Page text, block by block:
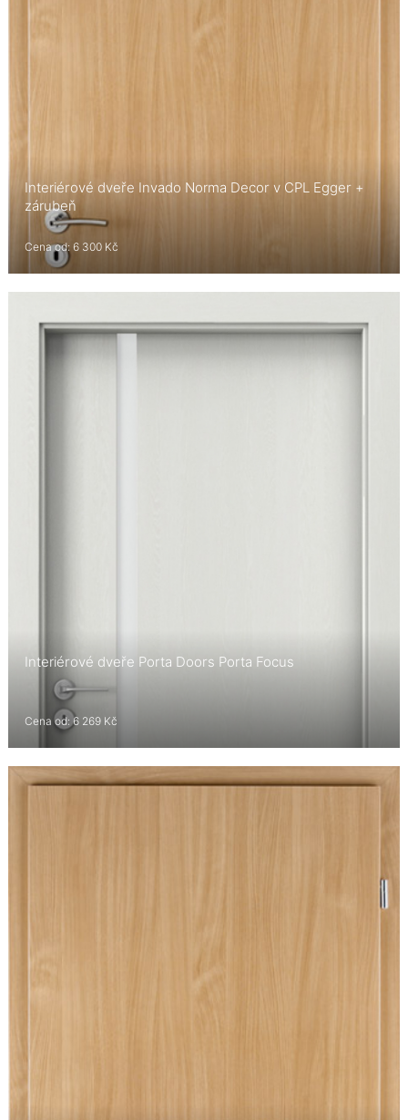
Interiérové dveře Invado Norma Decor v CPL Egger +
zárubeň
Cena od: 6 300 Kč
Interiérové dveře Porta Doors Porta Focus
Cena od: 6 269 Kč